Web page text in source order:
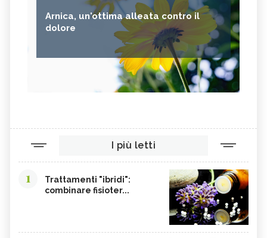
Arnica, un'ottima alleata contro il
dolore
I più letti
1
Trattamenti "ibridi":
combinare fisioter...